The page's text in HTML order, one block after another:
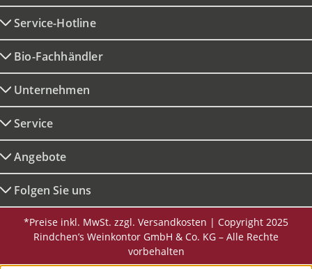
Service-Hotline
Bio-Fachhändler
Unternehmen
Service
Angebote
Folgen Sie uns
*Preise inkl. MwSt. zzgl. Versandkosten | Copyright 2025
Rindchen’s Weinkontor GmbH & Co. KG – Alle Rechte
vorbehalten